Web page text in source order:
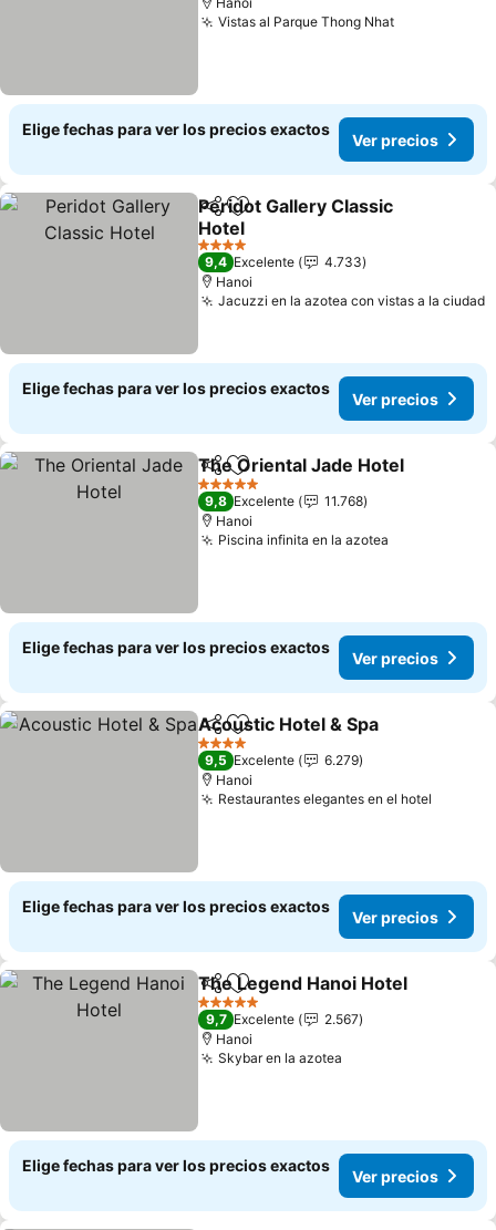
Vistas al Parque Thong NhatVer precios
Elige fechas para ver los precios exactos
Ver precios
CompartirAgregar a favoritos
Peridot Gallery Classic
Hotel
Ver precios
4 Estrellas
9,4 Excelente
4.733
Hanoi
Jacuzzi en la azotea con vistas a la ciudad
Elige fechas para ver los precios exactos
Ver precios
Compartir
Agregar a favoritos
The Oriental Jade Hotel
5 Estrellas
9,8 Excelente
11.768
Hanoi
Piscina infinita en la azotea
Elige fechas para ver los precios exactos
Ver precios
CompartirAgregar a favoritos
Acoustic Hotel & Spa
4 Estrellas
9,5 Excelente
6.279
Hanoi
Restaurantes elegantes en el hotel
Elige fechas para ver los precios exactos
Ver precios
Compartir
Agregar a favoritos
The Legend Hanoi Hotel
5 Estrellas
9,7 Excelente
2.567
Hanoi
Skybar en la azotea
Elige fechas para ver los precios exactos
Ver precios